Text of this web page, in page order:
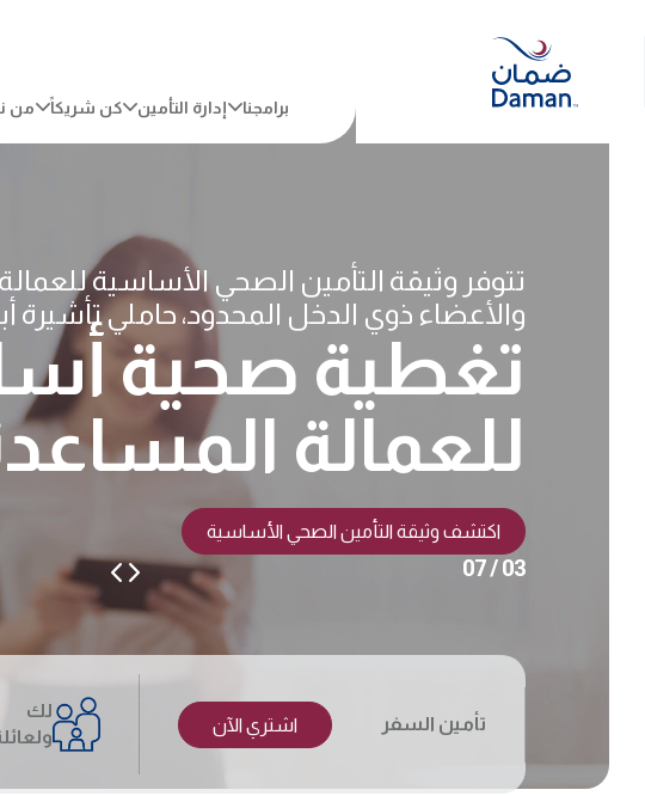
برامجنا إدارة التأمين كن شريكاً من
هل ستزور دولة
ستمنحك خطة
أثناء هذه
تعرف على منتجاتنا
04 / 07
تأمين السفر اشتري الآن
لك